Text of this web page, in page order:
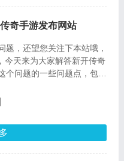
奇手游发布网站
题，还望您关注下本站哦，
今天来为大家解答新开传奇
个问题的一些问题点，包括